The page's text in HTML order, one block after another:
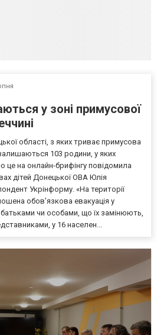
у зоні примусової
області, з яких триває примусова
залишаються 103 родини, у яких
це на онлайн-брифінгу повідомила
дітей Донецької ОВА Юлія
Укрінформу. «На території
обов’язкова евакуація у
чи особами, що їх замінюють,
у 16 населен...